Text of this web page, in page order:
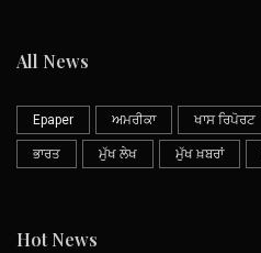
All News
Epaper ਅਮਰੀਕਾ ਖਾਸ ਰਿਪੋਰਟ
ਭਾਰਤ ਮੁੱਖ ਲੇਖ ਮੁੱਖ ਖ਼ਬਰਾਂ
Hot News